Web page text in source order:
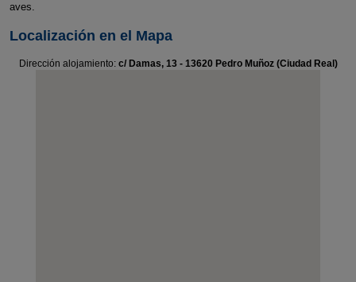
aves.
Localización en el Mapa
Dirección alojamiento: c/ Damas, 13 - 13620 Pedro Muñoz (Ciudad Real)